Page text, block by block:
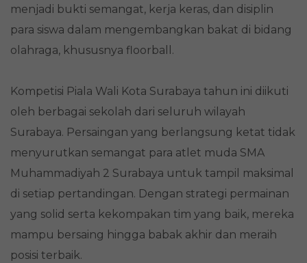
menjadi bukti semangat, kerja keras, dan disiplin
para siswa dalam mengembangkan bakat di bidang
olahraga, khususnya floorball.
Kompetisi Piala Wali Kota Surabaya tahun ini diikuti
oleh berbagai sekolah dari seluruh wilayah
Surabaya. Persaingan yang berlangsung ketat tidak
menyurutkan semangat para atlet muda SMA
Muhammadiyah 2 Surabaya untuk tampil maksimal
di setiap pertandingan. Dengan strategi permainan
yang solid serta kekompakan tim yang baik, mereka
mampu bersaing hingga babak akhir dan meraih
posisi terbaik.